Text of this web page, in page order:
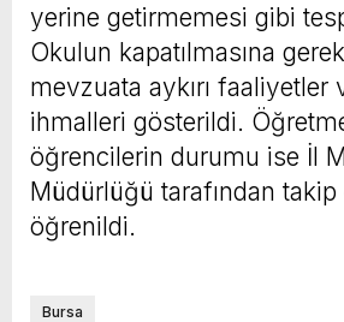
yerine getirmemesi gibi
Okulun kapatılmasına
mevzuata aykırı faaliyetler
ihmalleri gösterildi.
öğrencilerin durumu ise İl
Müdürlüğü tarafından
öğrenildi.
Bursa